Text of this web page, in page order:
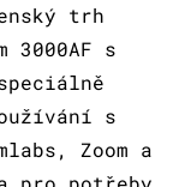
trh
3000AF s
s
Zoom a